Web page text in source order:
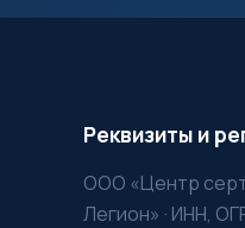
Реквизиты и
ООО «Центр
Легион» · ИНН,